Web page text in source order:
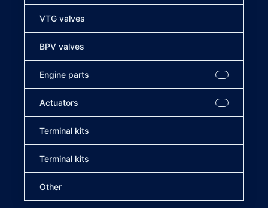
VTG valves
BPV valves
Engine parts
Actuators
Terminal kits
Terminal kits
Other